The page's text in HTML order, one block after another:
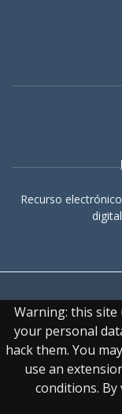
Warning: this site
your personal
hack them. You
use an
conditions.
Recurso
legal| Política de